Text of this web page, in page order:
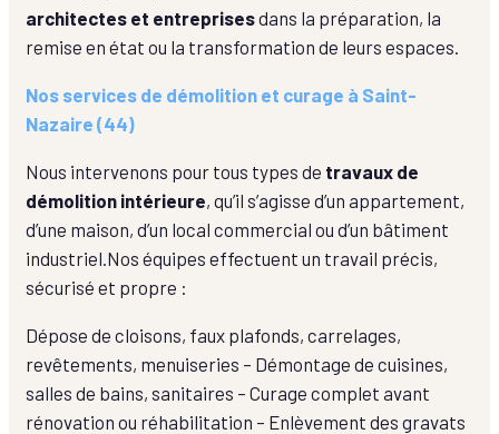
architectes et entreprisesdans la préparation, la
remise en état ou la transformation de leurs espaces.
Nos services de démolition et curage à Saint-
Nazaire (44)
Nous intervenons pour tous types de travaux de
démolition intérieure, qu’il s’agisse d’un appartement,
d’une maison, d’un local commercial ou d’un bâtiment
industriel.Nos équipes effectuent un travail précis,
sécurisé et propre :
Dépose de cloisons, faux plafonds, carrelages,
revêtements, menuiseries – Démontage de cuisines,
salles de bains, sanitaires – Curage complet avant
rénovation ou réhabilitation – Enlèvement des gravats